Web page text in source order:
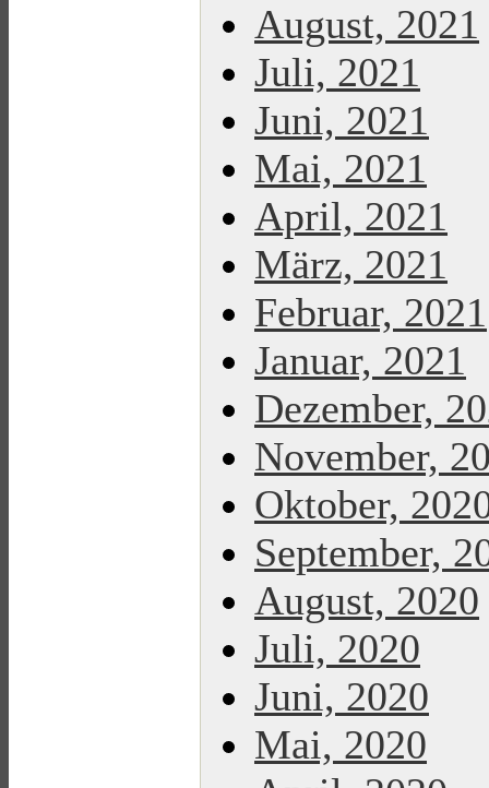
August, 2021
Juli, 2021
Juni, 2021
Mai, 2021
April, 2021
März, 2021
Februar, 2021
Januar, 2021
Dezember,
November,
Oktober,
September,
August, 2020
Juli, 2020
Juni, 2020
Mai, 2020